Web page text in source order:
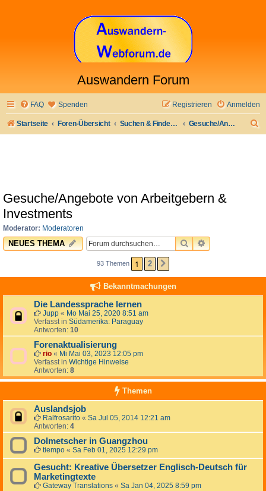
Auswandern Forum
FAQ Spenden Anmelden
Registrieren
Startseite Foren-Übersicht Suchen & Finden: Jobs & Arbeit und anderes Gesuche/Angebote von Arbeitgebern & Investments
Gesuche/Angebote von Arbeitgebern &
Investments
Moderator: Moderatoren
NEUES THEMA SUCHEERWEITERTE
93 Themen 1 2
Bekanntmachungen
Die Landessprache lernen
Jupp « Mo Mai 25, 2020 8:51 am
Verfasst in Südamerika: Paraguay
Antworten: 10
Forenaktualisierung
rio « Mi Mai 03, 2023 12:05 pm
Verfasst in Wichtige Hinweise
Antworten: 8
Themen
Auslandsjob
Ralfrosarito « Sa Jul 05, 2014 12:21 am
Antworten: 4
Dolmetscher in Guangzhou
tiempo « Sa Feb 01, 2025 12:29 pm
Gesucht: Kreative Übersetzer Englisch-Deutsch für
Marketingtexte
Gateway Translations « Sa Jan 04, 2025 8:59 pm